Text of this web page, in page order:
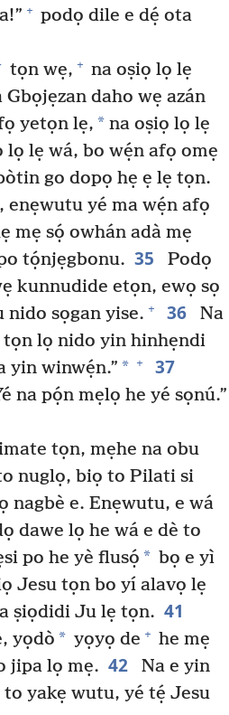
+ podọ dile e dẹ́ ota
tọn wẹ, + na oṣiọ lọ lẹ
daho wẹ azán
yetọn lẹ, * na oṣiọ lọ lẹ
lẹ wá, bo wẹ́n afọ omẹ
go dopọ hẹ ẹ lẹ tọn.
enẹwutu yé ma wẹ́n afọ
mẹ sọ́ owhán adà mẹ
tọ́njẹgbonu. 35
Podọ
kunnudide etọn, ewọ sọ
nido sọgan yise. + 36
Na
tọn lọ nido yin hinhẹndi
yin winwẹ́n.” * + 37
na pọ́n mẹlọ he yé sọnú.”
tọn, mẹhe na obu
nuglọ, biọ to Pilati si
nagbè e. Enẹwutu, e wá
dawe lọ he wá e dè to
po he yè flusọ́ * bọ e yì
Jesu tọn bo yí alavọ lẹ
ṣiọdidi Ju lẹ tọn. 41
yọdò * yọyọ de + he mẹ
jipa lọ mẹ. 42
Na e yin
yakẹ wutu, yé tẹ́ Jesu